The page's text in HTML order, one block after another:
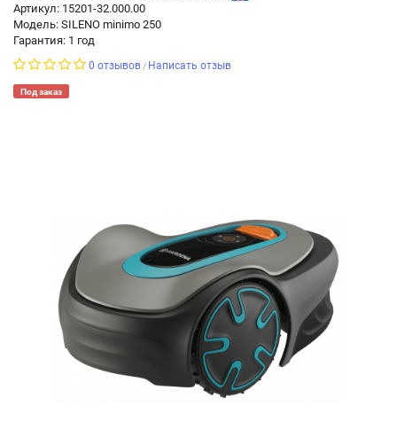
Артикул: 15201-32.000.00
Модель: SILENO minimo 250
Гарантия: 1 год
0 отзывов / Написать отзыв
Под заказ